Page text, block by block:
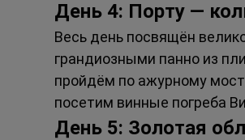
День 4: Порту —
Весь день посвящён
грандиозными панно из
пройдём по ажурному
посетим винные погреба
День 5: Золотая